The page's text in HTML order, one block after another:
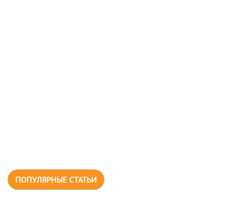
ПОПУЛЯРНЫЕ СТАТЬИ